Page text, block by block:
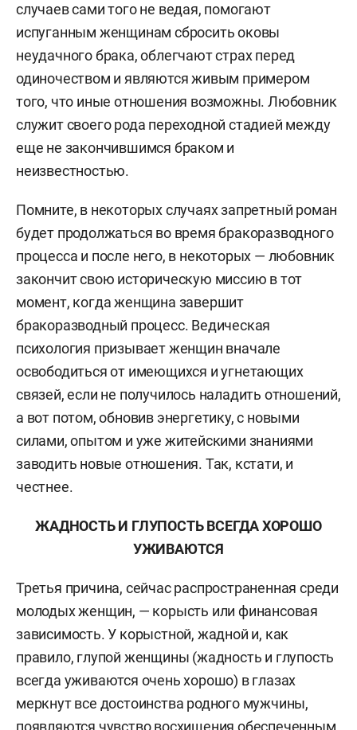
случаев сами того не ведая, помогают
испуганным женщинам сбросить оковы
неудачного брака, облегчают страх перед
одиночеством и являются живым примером
того, что иные отношения возможны. Любовник
служит своего рода переходной стадией между
еще не закончившимся браком и
неизвестностью.
Помните, в некоторых случаях запретный роман
будет продолжаться во время бракоразводного
процесса и после него, в некоторых — любовник
закончит свою историческую миссию в тот
момент, когда женщина завершит
бракоразводный процесс. Ведическая
психология призывает женщин вначале
освободиться от имеющихся и угнетающих
связей, если не получилось наладить отношений,
а вот потом, обновив энергетику, с новыми
силами, опытом и уже житейскими знаниями
заводить новые отношения. Так, кстати, и
честнее.
ЖАДНОСТЬ И ГЛУПОСТЬ ВСЕГДА ХОРОШО
УЖИВАЮТСЯ
Третья причина, сейчас распространенная среди
молодых женщин, — корысть или финансовая
зависимость. У корыстной, жадной и, как
правило, глупой женщины (жадность и глупость
всегда уживаются очень хорошо) в глазах
меркнут все достоинства родного мужчины,
появляются чувство восхищения обеспеченным